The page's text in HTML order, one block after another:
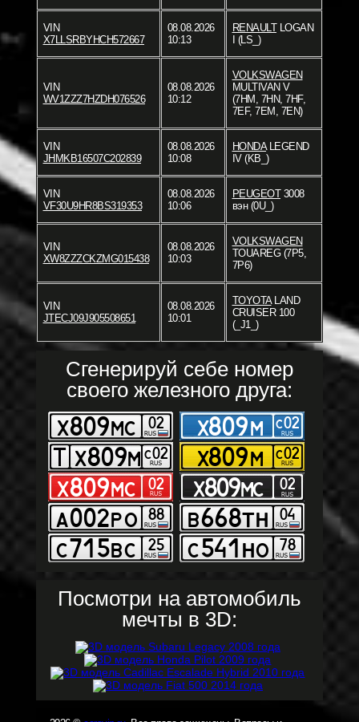
VIN
X7LLSRBYHCH572667
08.08.2026
10:13
RENAULTLOGAN
I (LS_)
VIN
WV1ZZZ7HZDH076526
08.08.2026
10:12
VOLKSWAGEN
MULTIVAN V
(7HM, 7HN, 7HF,
7EF, 7EM, 7EN)
VIN
JHMKB16507C202839
08.08.2026
10:08
HONDALEGEND
IV (KB_)
VIN
VF30U9HR8BS319353
08.08.2026
10:06
PEUGEOT3008
вэн (0U_)
VIN
XW8ZZZCKZMG015438
08.08.2026
10:03
VOLKSWAGEN
TOUAREG (7P5,
7P6)
VIN
JTECJ09J905508651
08.08.2026
10:01
TOYOTALAND
CRUISER 100
(_J1_)
Сгенерируй себе номер
своего железного друга:
Посмотри на автомобиль
мечты в 3D: